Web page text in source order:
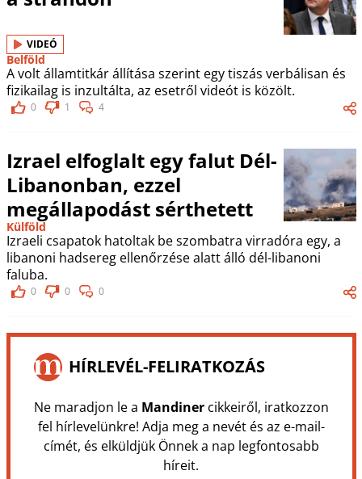
VIDEÓ
Belföld
A volt államtitkár állítása szerint egy tiszás verbálisan és
fizikailag is inzultálta, az esetről videót is közölt.
0 1 4
Izrael elfoglalt egy falut Dél-
Libanonban, ezzel
megállapodást sérthetett
Külföld
Izraeli csapatok hatoltak be szombatra virradóra egy, a
libanoni hadsereg ellenőrzése alatt álló dél-libanoni
faluba.
0 0 0
HÍRLEVÉL-FELIRATKOZÁS
Ne maradjon le a Mandinercikkeiről, iratkozzon
fel hírlevelünkre! Adja meg a nevét és az e-mail-
címét, és elküldjük Önnek a nap legfontosabb
híreit.